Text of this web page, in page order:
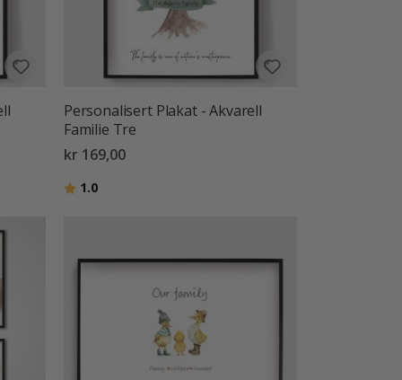
Personalisert Plakat - Akvarell
Familie Tre
kr 169,00
Karakter:
1.0av 5 mulige